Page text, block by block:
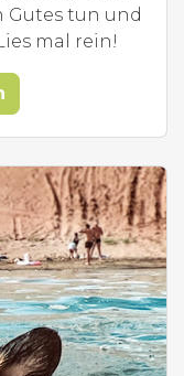
Gutes tun und
mal rein!